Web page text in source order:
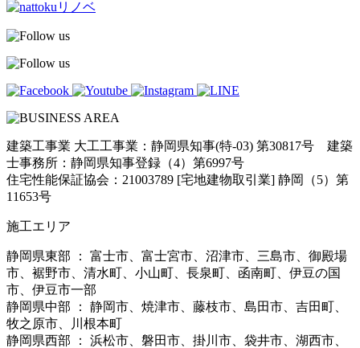
建築工事業 大工工事業：静岡県知事(特-03) 第30817号 建築
士事務所：静岡県知事登録（4）第6997号
住宅性能保証協会：21003789 [宅地建物取引業] 静岡（5）第
11653号
施工エリア
静岡県東部 ： 富士市、富士宮市、沼津市、三島市、御殿場
市、裾野市、清水町、小山町、長泉町、函南町、伊豆の国
市、伊豆市一部
静岡県中部 ： 静岡市、焼津市、藤枝市、島田市、吉田町、
牧之原市、川根本町
静岡県西部 ： 浜松市、磐田市、掛川市、袋井市、湖西市、